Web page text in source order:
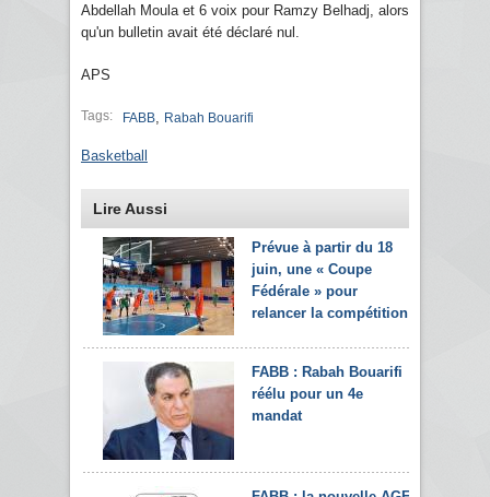
Abdellah Moula et 6 voix pour Ramzy Belhadj, alors
qu'un bulletin avait été déclaré nul.
APS
Tags: FABB Rabah Bouarifi
Basketball
Lire Aussi
Prévue à partir du 18
juin, une « Coupe
Fédérale » pour
relancer la compétition
FABB : Rabah Bouarifi
réélu pour un 4e
mandat